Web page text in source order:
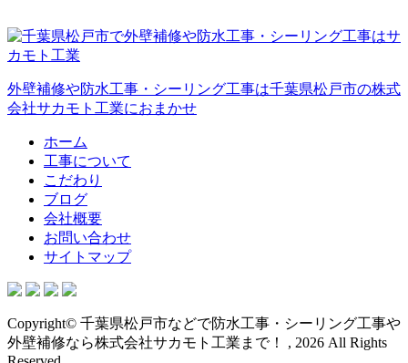
外壁補修や防水工事・シーリング工事は千葉県松戸市の株式
会社サカモト工業におまかせ
ホーム
工事について
こだわり
ブログ
会社概要
お問い合わせ
サイトマップ
Copyright© 千葉県松戸市などで防水工事・シーリング工事や
外壁補修なら株式会社サカモト工業まで！ , 2026 All Rights